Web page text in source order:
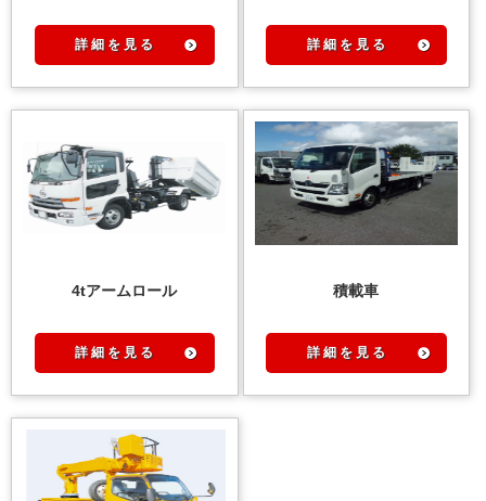
詳 細 を 見 る 詳 細 を 見 る
4tアームロール
詳 細 を 見 る
積載車
詳 細 を 見 る